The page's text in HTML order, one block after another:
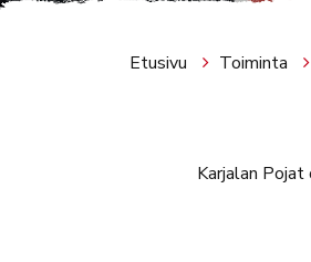
Etusivu Toiminta
Karjalan